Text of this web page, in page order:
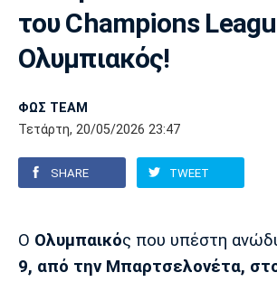
ΒΟΛΕΪ
AUTO-MOTO
Super League 2
Γ Εθνική
Ελλάδα
Champions League
Conference League
Ελλάδα
Εθνική
EuroLeague
ΝΒΑ
Champions League
Ολυμπιακοί Αγώνες
Βόλεϊ
Πόλο
Τένις
Στίβος
Auto-Moto
Ολυμπιακός ΑΕΚ
Παναθηναϊκός Ατρόμητος
Τρίπολης
του Champions
Oλυμπιακός!
ΦΩΣ TEAM
Τετάρτη, 20/05/2026 23:47
SHARE TWEET
Ο Oλυμπαικός που υπέστη
9, από την Μπαρτσελονέτα,